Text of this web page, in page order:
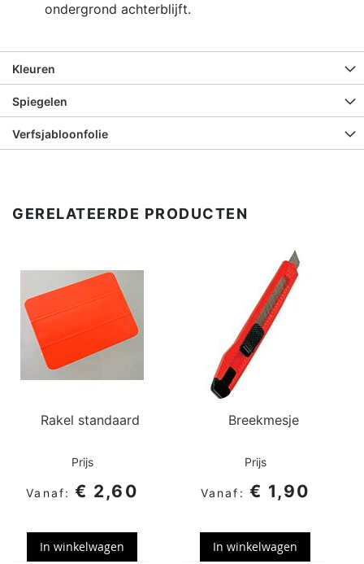
ondergrond achterblijft.
Kleuren
Spiegelen
Verfsjabloonfolie
GERELATEERDE PRODUCTEN
Rakel standaard
Prijs
€ 2,60
In winkelwagen
Breekmesje
Prijs
€ 1,90
In winkelwagen